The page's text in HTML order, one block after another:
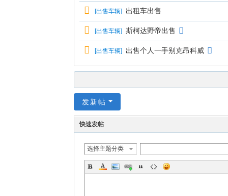
[出售车辆] 出租车出售
[出售车辆] 斯柯达野帝出售
[出售车辆] 出售个人一手别克昂科威
发新帖
快速发帖
选择主题分类